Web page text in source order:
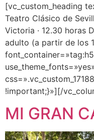
[vc_custom_heading
Teatro Clásico de
Victoria · 12.30 horas
adulto (a partir de los
!important;}»][/
MI GRAN